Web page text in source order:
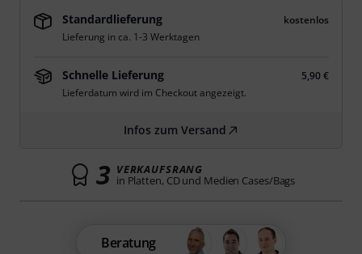
Standardlieferung
kostenlos
Lieferung in ca. 1-3 Werktagen
Schnelle Lieferung
5,90 €
Lieferdatum wird im Checkout angezeigt.
Infos zum Versand
3 VERKAUFSRANG
in Platten, CD und Medien Cases/Bags
Beratung